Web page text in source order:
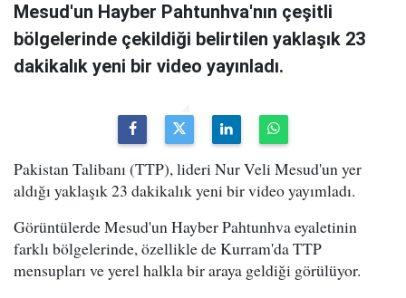
Mesud'un Hayber Pahtunhva'nın çeşitli
bölgelerinde çekildiği belirtilen yaklaşık 23
dakikalık yeni bir video yayınladı.
Pakistan Talibanı (TTP), lideri Nur Veli Mesud'un yer
aldığı yaklaşık 23 dakikalık yeni bir video yayımladı.
Görüntülerde Mesud'un Hayber Pahtunhva eyaletinin
farklı bölgelerinde, özellikle de Kurram'da TTP
mensupları ve yerel halkla bir araya geldiği görülüyor.